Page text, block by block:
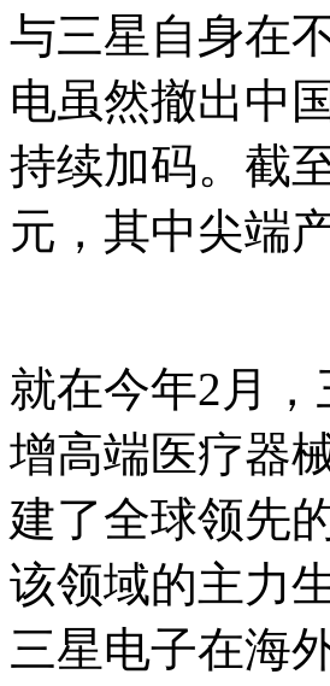
与三星自身在
电虽然撤出中
持续加码。截
元，其中尖端
就在今年2月
增高端医疗器
建了全球领先
该领域的主力
三星电子在海